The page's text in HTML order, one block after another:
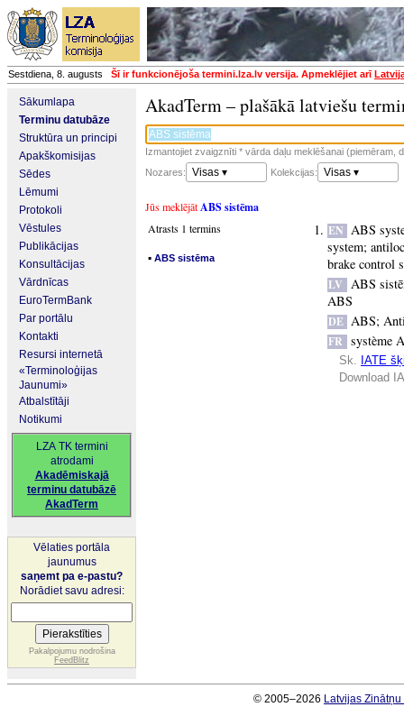
Sestdiena, 8. augusts Šī ir funkcionējoša termini.lza.lv versija. Apmeklējiet arī
Sākumlapa
Terminu datubāze
Struktūra un principi
Apakškomisijas
Sēdes
Lēmumi
Protokoli
Vēstules
Publikācijas
Konsultācijas
Vārdnīcas
EuroTermBank
Par portālu
Kontakti
Resursi internetā
«Terminoloģijas
Jaunumi»
Atbalstītāji
Notikumi
LZA TK termini
atrodami
Akadēmiskajā
terminu datubāzē
AkadTerm
Vēlaties portāla
jaunumus
saņemt pa e-pastu?
Norādiet savu adresi:
Pakalpojumu nodrošina
FeedBlitz
AkadTerm – plašākā latviešu
Izmantojiet zvaigznīti * vārda daļu meklēšanai (piemēram,
Nozares:
Visas ▾ Kolekcijas: Visas ▾
Jūs meklējātABS sistēma
Atrasts 1 termins
▪ ABS sistēma
EN ABS
system;
brake control
LV ABS
ABS
DE ABS;
FR système
Sk. IATE
Download
© 2005–2026 Latvijas